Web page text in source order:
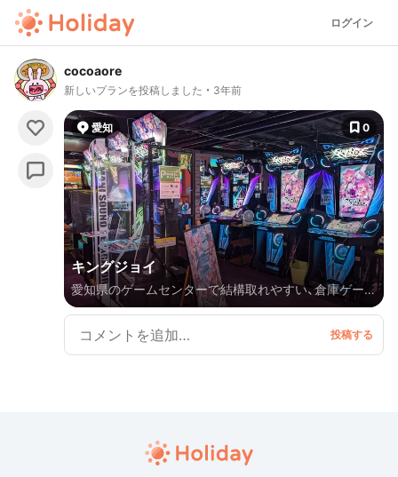
ログイン
cocoaore
新しいプランを投稿しました 3年前
愛知 0
キングジョイ
愛知県のゲームセンターで結構取れやすい、倉庫ゲーセ
ンのようなお店でした～！お菓子台結構あって楽しかっ
た。 他のおすすめのゲームセンターも載せとくね！